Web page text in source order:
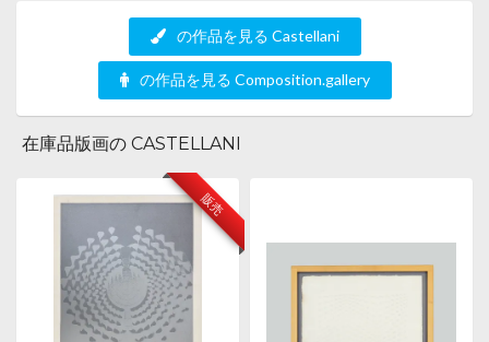
の作品を見る Castellani
の作品を見る Composition.gallery
在庫品版画の CASTELLANI
販売